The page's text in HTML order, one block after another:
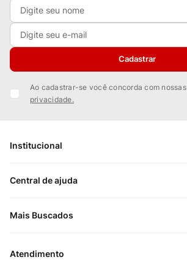
Cadastrar
Ao cadastrar-se você concorda com nossas
privacidade.
Institucional
Sobre Nós
Privacidade e Segurança
Central de ajuda
Minha conta
Acompanhe seu pedido
Mais Buscados
Atendimento